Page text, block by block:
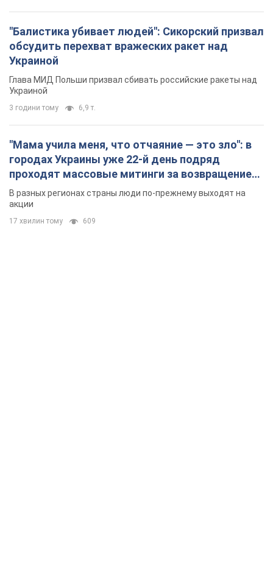
"Балистика убивает людей": Сикорский призвал
обсудить перехват вражеских ракет над
Украиной
Глава МИД Польши призвал сбивать российские ракеты над
Украиной
3 години тому 6,9 т.
"Мама учила меня, что отчаяние — это зло": в
городах Украины уже 22-й день подряд
проходят массовые митинги за возвращение
Федорова. Фото и видео
В разных регионах страны люди по-прежнему выходят на
акции
17 хвилин тому 609